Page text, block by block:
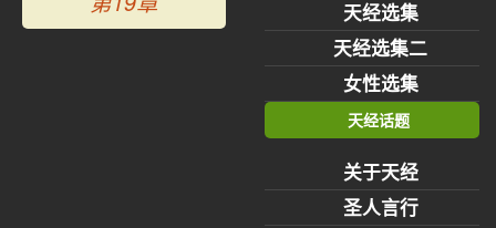
天经选集
天经选集二
女性选集
天经话题
关于天经
圣人言行